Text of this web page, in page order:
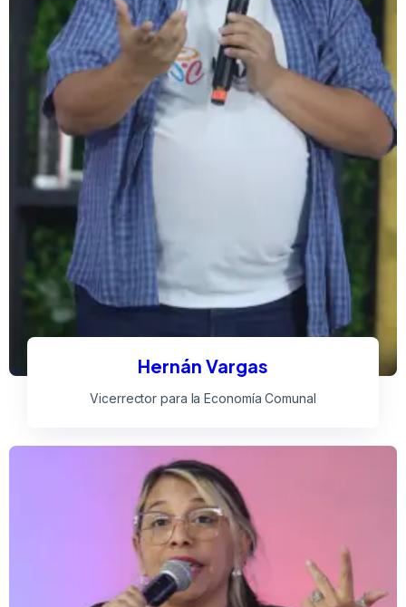
Hernán Vargas
Vicerrector para la Economía Comunal